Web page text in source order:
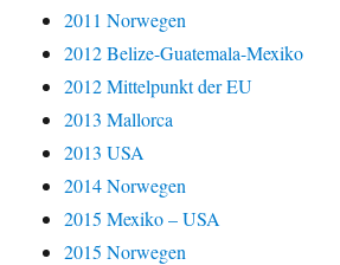
2011 Norwegen
2012 Belize-Guatemala-Mexiko
2012 Mittelpunkt der EU
2013 Mallorca
2013 USA
2014 Norwegen
2015 Mexiko – USA
2015 Norwegen